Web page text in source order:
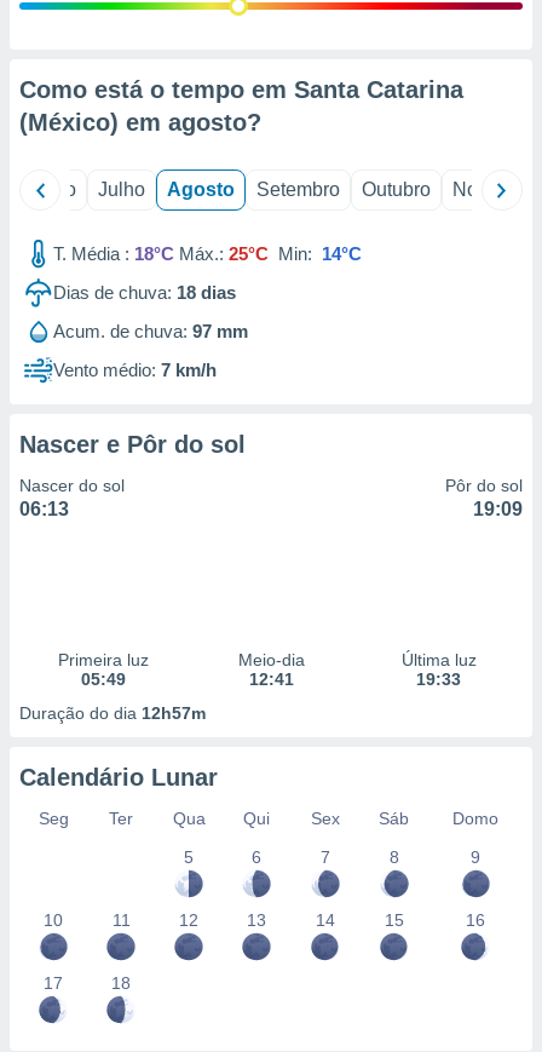
através
estudos
1199
Como está o tempo em Santa Catarina
(México) em agosto?
Junho Julho Agosto Setembro Outubro Novembro
T. Média : 18°C Máx.: 25°C Min: 14°C
Dias de chuva: 18 dias
Acum. de chuva: 97 mm
Vento médio: 7 km/h
Nascer e Pôr do sol
Nascer do sol
06:13
Pôr do sol
19:09
Primeira luz
05:49
Meio-dia
12:41
Última luz
19:33
Duração do dia 12h57m
Calendário Lunar
Seg Ter Qua Qui Sex Sáb
Domo
5
6 7 8 9
10 11 12 13 14 15 16
17 18